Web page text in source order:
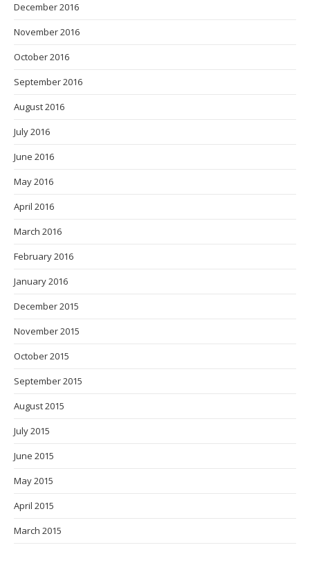
December 2016
November 2016
October 2016
September 2016
August 2016
July 2016
June 2016
May 2016
April 2016
March 2016
February 2016
January 2016
December 2015
November 2015
October 2015
September 2015
August 2015
July 2015
June 2015
May 2015
April 2015
March 2015